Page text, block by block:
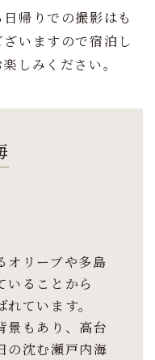
帰りでの撮影はも
いますので宿泊し
しみください。
オリーブや多島
いることから
ています。
景もあり、高台
の沈む瀬戸内海